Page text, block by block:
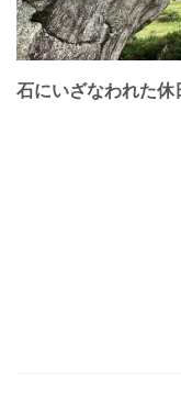
石にいざなわれた休